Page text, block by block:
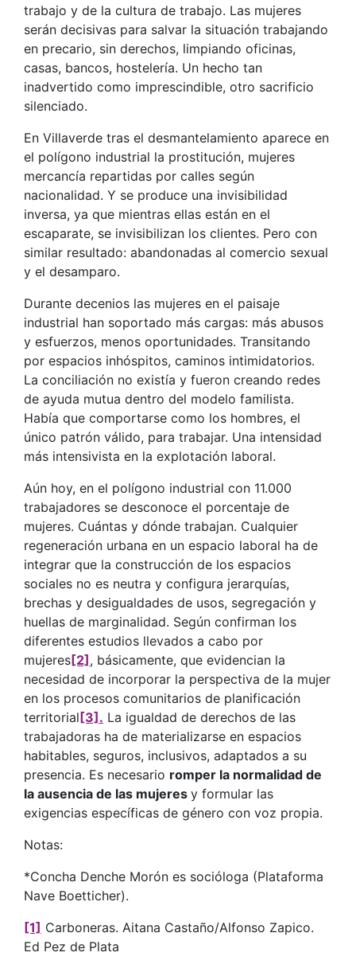
trabajo y de la cultura de trabajo. Las mujeres
serán decisivas para salvar la situación trabajando
en precario, sin derechos, limpiando oficinas,
casas, bancos, hostelería. Un hecho tan
inadvertido como imprescindible, otro sacrificio
silenciado.
En Villaverde tras el desmantelamiento aparece en
el polígono industrial la prostitución, mujeres
mercancía repartidas por calles según
nacionalidad. Y se produce una invisibilidad
inversa, ya que mientras ellas están en el
escaparate, se invisibilizan los clientes. Pero con
similar resultado: abandonadas al comercio sexual
y el desamparo.
Durante decenios las mujeres en el paisaje
industrial han soportado más cargas: más abusos
y esfuerzos, menos oportunidades. Transitando
por espacios inhóspitos, caminos intimidatorios.
La conciliación no existía y fueron creando redes
de ayuda mutua dentro del modelo familista.
Había que comportarse como los hombres, el
único patrón válido, para trabajar. Una intensidad
más intensivista en la explotación laboral.
Aún hoy, en el polígono industrial con 11.000
trabajadores se desconoce el porcentaje de
mujeres. Cuántas y dónde trabajan. Cualquier
regeneración urbana en un espacio laboral ha de
integrar que la construcción de los espacios
sociales no es neutra y configura jerarquías,
brechas y desigualdades de usos, segregación y
huellas de marginalidad. Según confirman los
diferentes estudios llevados a cabo por
mujeres[2], básicamente, que evidencian la
necesidad de incorporar la perspectiva de la mujer
en los procesos comunitarios de planificación
territorial[3]. La igualdad de derechos de las
trabajadoras ha de materializarse en espacios
habitables, seguros, inclusivos, adaptados a su
presencia. Es necesario romper la normalidad de
la ausencia de las mujeres y formular las
exigencias específicas de género con voz propia.
Notas:
*Concha Denche Morón es socióloga (Plataforma
Nave Boetticher).
[1] Carboneras. Aitana Castaño/Alfonso Zapico.
Ed Pez de Plata